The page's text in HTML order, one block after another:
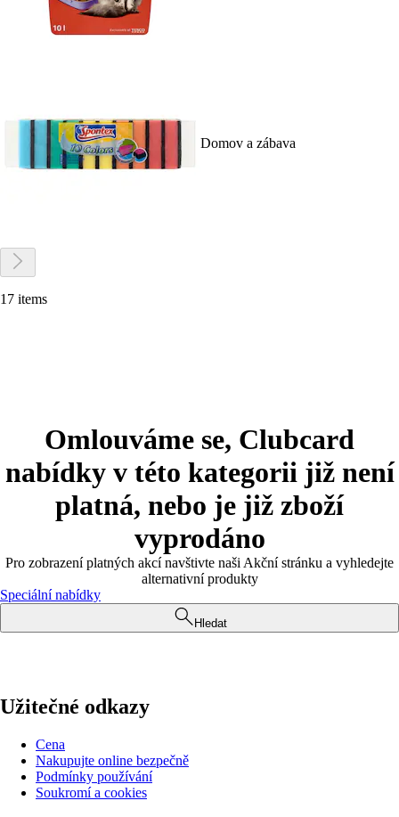
Domov a zábava
17 items
Omlouváme se, Clubcard
nabídky v této kategorii již není
platná, nebo je již zboží
vyprodáno
Pro zobrazení platných akcí navštivte naši Akční stránku a vyhledejte
alternativní produkty
Speciální nabídky
Hledat
Užitečné odkazy
Cena
Nakupujte online bezpečně
Podmínky používání
Soukromí a cookies